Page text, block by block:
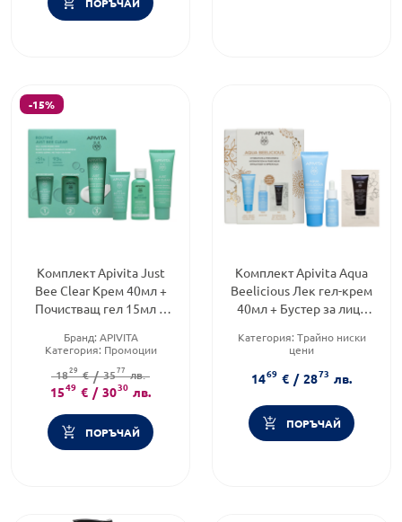
ПОРЪЧАЙ
-15%
Комплект Apivita Just
Bee Clear Крем 40мл +
Почистващ гел 15мл +
Бранд: APIVITA
Категория: Промоции
комплект
1829 € / 3577 лв.
1549 € / 3030 лв.
ПОРЪЧАЙ
Комплект Apivita Aqua
Beelicious Лек гел-крем
40мл + Бустер за лице
Почистващ гел
Категория: Трайно ниски
цени
BEELICIOUS
Форма на продукта:
1469 € / 2873 лв.
ПОРЪЧАЙ